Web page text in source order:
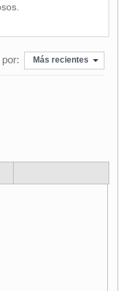
Más recientes